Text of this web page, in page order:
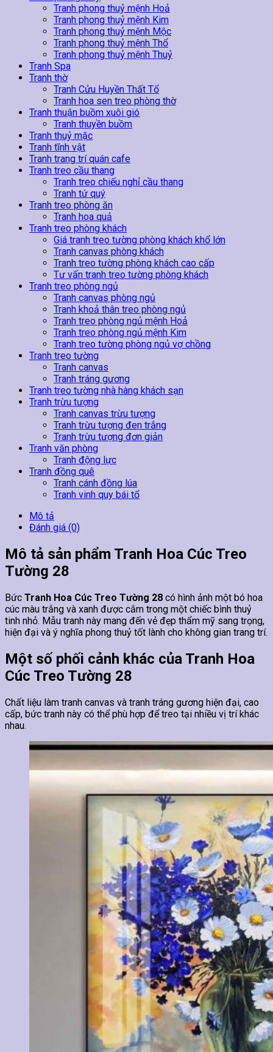
Tranh phong thuỷ mệnh Hoả
Tranh phong thuỷ mệnh Kim
Tranh phong thuỷ mệnh Mộc
Tranh phong thuỷ mệnh Thổ
Tranh phong thuỷ mệnh Thuỷ
Tranh Spa
Tranh thờ
Tranh Cửu Huyền Thất Tổ
Tranh hoa sen treo phòng thờ
Tranh thuận buồm xuôi gió
Tranh thuyền buồm
Tranh thuỷ mặc
Tranh tĩnh vật
Tranh trang trí quán cafe
Tranh treo cầu thang
Tranh treo chiếu nghỉ cầu thang
Tranh tứ quý
Tranh treo phòng ăn
Tranh hoa quả
Tranh treo phòng khách
Giá tranh treo tường phòng khách khổ lớn
Tranh canvas phòng khách
Tranh treo tường phòng khách cao cấp
Tư vấn tranh treo tường phòng khách
Tranh treo phòng ngủ
Tranh canvas phòng ngủ
Tranh khoả thân treo phòng ngủ
Tranh treo phòng ngủ mệnh Hoả
Tranh treo phòng ngủ mệnh Kim
Tranh treo tường phòng ngủ vợ chồng
Tranh treo tường
Tranh canvas
Tranh tráng gương
Tranh treo tường nhà hàng khách sạn
Tranh trừu tượng
Tranh canvas trừu tượng
Tranh trừu tượng đen trắng
Tranh trừu tượng đơn giản
Tranh văn phòng
Tranh động lực
Tranh đồng quê
Tranh cánh đồng lúa
Tranh vinh quy bái tổ
Mô tả
Đánh giá (0)
Mô tả sản phẩm Tranh Hoa Cúc Treo
Tường 28
Bức Tranh Hoa Cúc Treo Tường 28 có hình ảnh một bó hoa
cúc màu trắng và xanh được cắm trong một chiếc bình thuỷ
tinh nhỏ. Mẫu tranh này mang đến vẻ đẹp thẩm mỹ sang trọng,
hiện đại và ý nghĩa phong thuỷ tốt lành cho không gian trang trí.
Một số phối cảnh khác của Tranh Hoa
Cúc Treo Tường 28
Chất liệu làm tranh canvas và tranh tráng gương hiện đại, cao
cấp, bức tranh này có thể phù hợp để treo tại nhiều vị trí khác
nhau.